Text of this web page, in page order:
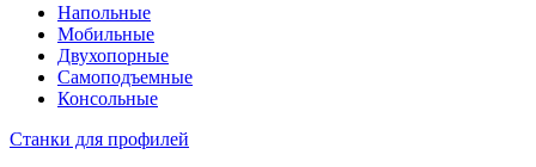
Напольные
Мобильные
Двухопорные
Самоподъемные
Консольные
Станки для профилей